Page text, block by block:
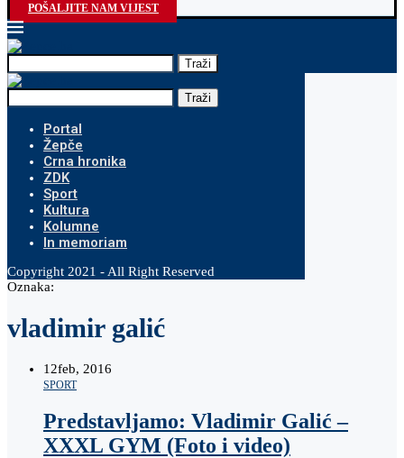
POŠALJITE NAM VIJEST
Traži
Traži
Portal
Žepče
Crna hronika
ZDK
Sport
Kultura
Kolumne
In memoriam
Copyright 2021 - All Right Reserved
Oznaka:
vladimir galić
12feb, 2016
SPORT
Predstavljamo: Vladimir Galić –
XXXL GYM (Foto i video)